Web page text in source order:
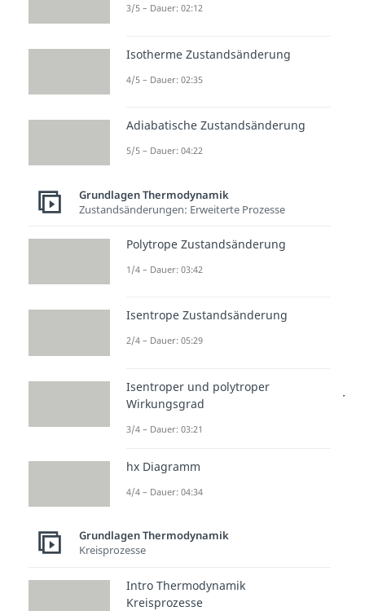
weitertransportiert wird. Als
also entweder derErdboden
dasGrundwasser
Energie-
Innerhalb des
Pumpen-Kreislaufs
wird die Wärmeenergie der
Schrittennutzbar gemacht. Dafür
ist in diesem Kreislauf permanent
Verdampfen:
Umwelt-Wärmeenergie durch
3/5 – Dauer: 02:12
Isotherme Zustandsänderung
4/5 – Dauer: 02:35
Adiabatische Zustandsänderung
5/5 – Dauer: 04:22
Grundlagen Thermodynamik
Zustandsänderungen: Erweiterte Prozesse
Polytrope Zustandsänderung
1/4 – Dauer: 03:42
Isentrope Zustandsänderung
2/4 – Dauer: 05:29
Isentroper und polytroper
Wirkungsgrad
3/4 – Dauer: 03:21
hx Diagramm
4/4 – Dauer: 04:34
Grundlagen Thermodynamik
Kreisprozesse
Intro Thermodynamik
Kreisprozesse